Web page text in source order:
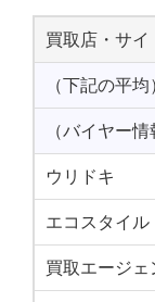
買取店・サイ
（下記の平均
（バイヤー情
ウリドキ
エコスタイル
買取エージェ